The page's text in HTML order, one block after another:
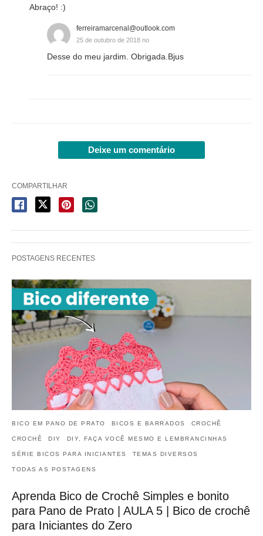
Abraço! :)
ferreiramarcenal@outlook.com
25 de outubro de 2018 no
Desse do meu jardim. Obrigada.Bjus
Deixe um comentário
COMPARTILHAR
POSTAGENS RECENTES
BICO EM PANO DE PRATO BICOS E BARRADOS CROCHÊ
CROCHÊ DIY DIY, FAÇA VOCÊ MESMO E LEMBRANCINHAS
SÉRIE BICOS PARA INICIANTES TEMAS DIVERSOS
TODAS AS POSTAGENS
Aprenda Bico de Crochê Simples e bonito
para Pano de Prato | AULA 5 | Bico de crochê
para Iniciantes do Zero